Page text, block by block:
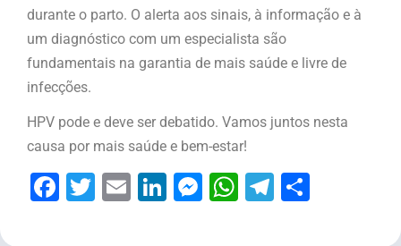
durante o parto. O alerta aos sinais, à informação e à
um diagnóstico com um especialista são
fundamentais na garantia de mais saúde e livre de
infecções.
HPV pode e deve ser debatido. Vamos juntos nesta
causa por mais saúde e bem-estar!
Facebook
Twitter
EmailLinkedIn
Messenger
WhatsApp
Telegram